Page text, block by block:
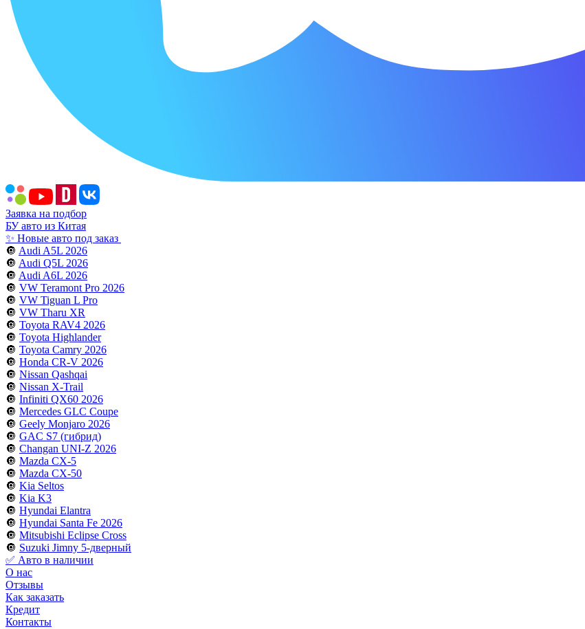
Заявка на подбор
БУ авто из Китая
✨ Новые авто под заказ
🔘 Audi A5L 2026
🔘 Audi Q5L 2026
🔘 Audi A6L 2026
🔘 VW Teramont Pro 2026
🔘 VW Tiguan L Pro
🔘 VW Tharu XR
🔘 Toyota RAV4 2026
🔘 Toyota Highlander
🔘 Toyota Camry 2026
🔘 Honda CR-V 2026
🔘 Nissan Qashqai
🔘 Nissan X-Trail
🔘 Infiniti QX60 2026
🔘 Mercedes GLC Coupe
🔘 Geely Monjaro 2026
🔘 GAC S7 (гибрид)
🔘 Changan UNI-Z 2026
🔘 Mazda CX-5
🔘 Mazda CX-50
🔘 Kia Seltos
🔘 Kia K3
🔘 Hyundai Elantra
🔘 Hyundai Santa Fe 2026
🔘 Mitsubishi Eclipse Cross
🔘 Suzuki Jimny 5-дверный
✅ Авто в наличии
О нас
Отзывы
Как заказать
Кредит
Контакты